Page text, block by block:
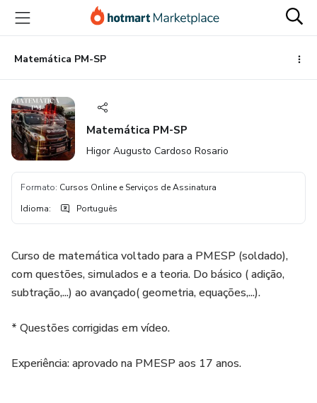
para
conteúdo
principal
para
pagamento
para
rodapéMatemática PM-SP
Matemática PM-SP
Higor Augusto Cardoso Rosario
Formato: Cursos Online e Serviços de Assinatura
Idioma: Português
Curso de matemática voltado para a PMESP (soldado),
com questões, simulados e a teoria. Do básico ( adição,
subtração,...) ao avançado( geometria, equações,...).
* Questões corrigidas em vídeo.
Experiência: aprovado na PMESP aos 17 anos.